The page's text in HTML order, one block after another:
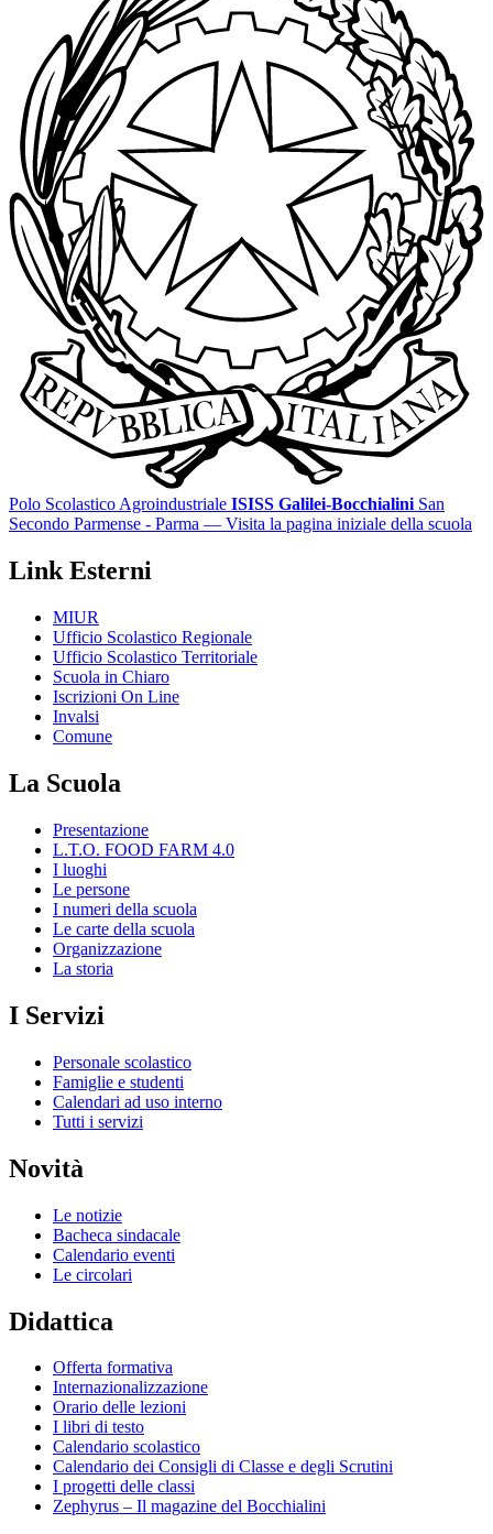
Polo Scolastico Agroindustriale ISISS Galilei-Bocchialini San
Secondo Parmense - Parma — Visita la pagina iniziale della scuola
Link Esterni
MIUR
Ufficio Scolastico Regionale
Ufficio Scolastico Territoriale
Scuola in Chiaro
Iscrizioni On Line
Invalsi
Comune
La Scuola
Presentazione
L.T.O. FOOD FARM 4.0
I luoghi
Le persone
I numeri della scuola
Le carte della scuola
Organizzazione
La storia
I Servizi
Personale scolastico
Famiglie e studenti
Calendari ad uso interno
Tutti i servizi
Novità
Le notizie
Bacheca sindacale
Calendario eventi
Le circolari
Didattica
Offerta formativa
Internazionalizzazione
Orario delle lezioni
I libri di testo
Calendario scolastico
Calendario dei Consigli di Classe e degli Scrutini
I progetti delle classi
Zephyrus – Il magazine del Bocchialini